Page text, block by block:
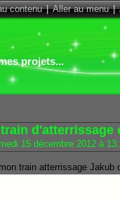
contenu|Aller au menu|
projets...
d'atterrissage
15 décembre 2012 à
train atterrissage Jakub